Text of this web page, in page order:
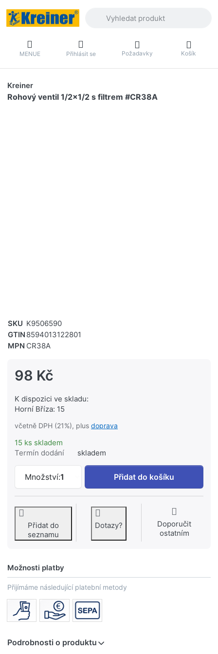
MENUE Přihlásit se Požadavky Košík
Kreiner
Rohový ventil 1/2x1/2 s filtrem #CR38A
SKU K9506590
GTIN 8594013122801
MPN CR38A
98 Kč
K dispozici ve skladu:
Horní Bříza: 15
včetně DPH (21%), plus doprava
15 ks skladem
Termín dodání
skladem
Množství:1
Rohový ventil 1/2x1/2 s filtrem
Přidat do košíku
Přidat do
seznamu
Dotazy?
Doporučit
ostatním
Možnosti platby
Přijímáme následující platební metody
Podrobnosti o produktu